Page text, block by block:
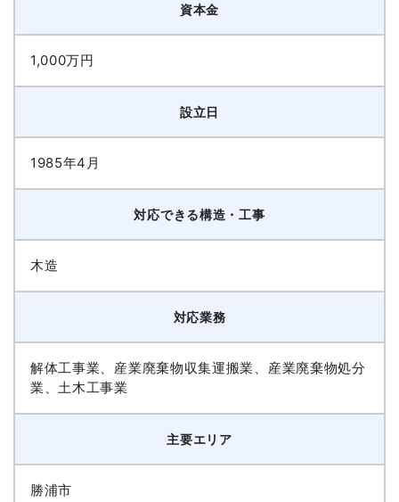
資本金
1,000万円
設立日
1985年4月
対応できる構造・工事
木造
対応業務
解体工事業、産業廃棄物収集運搬業、産業廃棄物処分
業、土木工事業
主要エリア
勝浦市